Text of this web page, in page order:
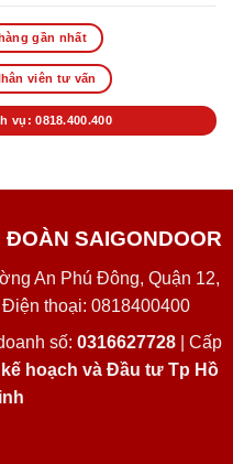
gần nhất
viên tư vấn
vụ: 0818.400.400
SAIGONDOOR
An Phú Đông, Quận 12,
thoại: 0818400400
số: 0316627728| Cấp
hoạch và Đầu tư Tp Hồ